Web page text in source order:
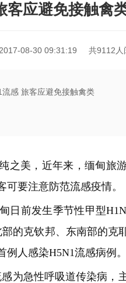
客应避免接触禽
08-30 09:31:19 共9112人
感 旅客应避免接触禽类
之美，近年来，缅甸旅
可要注意防范流感疫情。
日前发生季节性甲型
的克钦邦、东南部的克
人感染H5N1流感病例。
为急性呼吸道传染病，